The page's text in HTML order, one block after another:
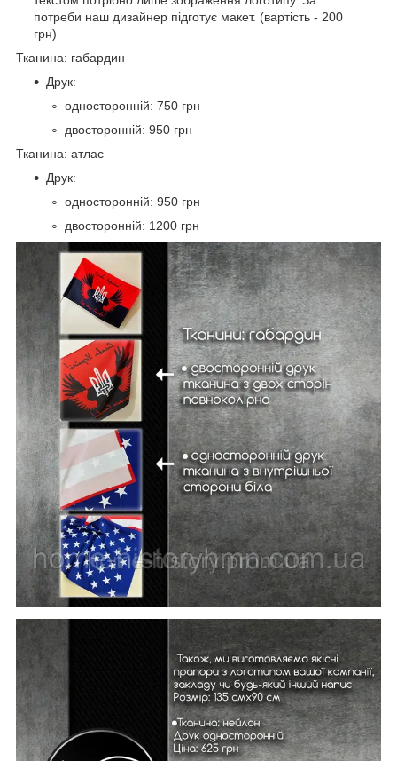
потреби наш дизайнер підготує макет. (вартість - 200
грн)
Тканина: габардин
Друк:
односторонній: 750 грн
двосторонній: 950 грн
Тканина: атлас
Друк:
односторонній: 950 грн
двосторонній: 1200 грн